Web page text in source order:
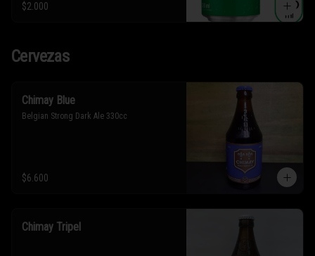
$2.000
Cervezas
Chimay Blue
Belgian Strong Dark Ale 330cc
$6.600
Chimay Tripel